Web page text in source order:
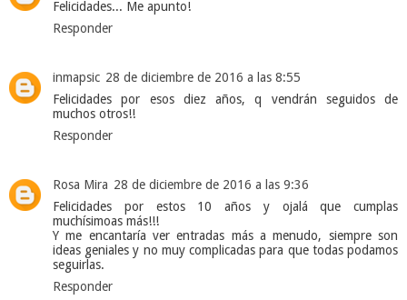
Felicidades... Me apunto!
Responder
inmapsic 28 de diciembre de 2016 a las 8:55
Felicidades por esos diez años, q vendrán seguidos de
muchos otros!!
Responder
Rosa Mira 28 de diciembre de 2016 a las 9:36
Felicidades por estos 10 años y ojalá que cumplas
muchísimoas más!!!
Y me encantaría ver entradas más a menudo, siempre son
ideas geniales y no muy complicadas para que todas podamos
seguirlas.
Responder